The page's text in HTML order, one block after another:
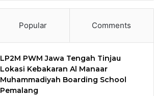
Popular Comments
LP2M PWM Jawa Tengah Tinjau
Lokasi Kebakaran Al Manaar
Muhammadiyah Boarding School
Pemalang